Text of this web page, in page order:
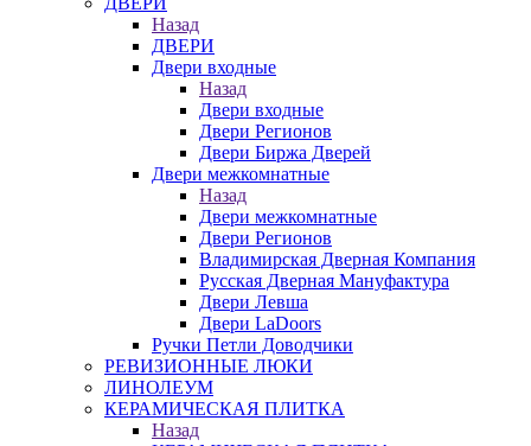
Назад
ДВЕРИ
Двери входные
Назад
Двери входные
Двери Регионов
Двери Биржа Дверей
Двери межкомнатные
Назад
Двери межкомнатные
Двери Регионов
Владимирская Дверная Компания
Русская Дверная Мануфактура
Двери Левша
Двери LaDoors
Ручки Петли Доводчики
РЕВИЗИОННЫЕ ЛЮКИ
ЛИНОЛЕУМ
КЕРАМИЧЕСКАЯ ПЛИТКА
Назад